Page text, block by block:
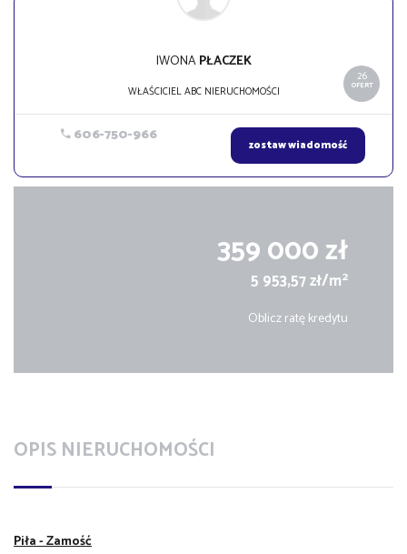
26
OFERT
IWONAPŁACZEK
WŁAŚCICIEL ABC NIERUCHOMOŚCI
606-750-966 zostaw wiadomość
359 000 zł
5 953,57 zł/m2
Oblicz ratę kredytu
OPIS NIERUCHOMOŚCI
Piła - Zamość